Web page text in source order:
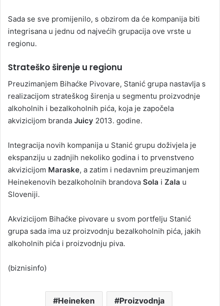
Sada se sve promijenilo, s obzirom da će kompanija biti
integrisana u jednu od najvećih grupacija ove vrste u
regionu.
Strateško širenje u regionu
Preuzimanjem Bihaćke Pivovare, Stanić grupa nastavlja s
realizacijom strateškog širenja u segmentu proizvodnje
alkoholnih i bezalkoholnih pića, koja je započela
akvizicijom branda Juicy 2013. godine.
Integracija novih kompanija u Stanić grupu doživjela je
ekspanziju u zadnjih nekoliko godina i to prvenstveno
akvizicijom Maraske, a zatim i nedavnim preuzimanjem
Heinekenovih bezalkoholnih brandova Sola i Zala u
Sloveniji.
Akvizicijom Bihaćke pivovare u svom portfelju Stanić
grupa sada ima uz proizvodnju bezalkoholnih pića, jakih
alkoholnih pića i proizvodnju piva.
(biznisinfo)
Heineken Proizvodnja